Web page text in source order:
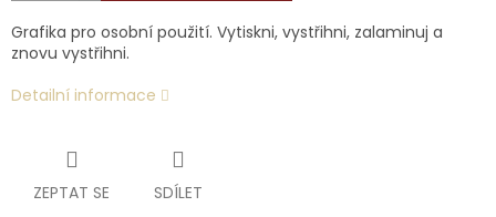
Grafika pro osobní použití. Vytiskni, vystřihni, zalaminuj a
znovu vystřihni.
Detailní informace
ZEPTAT SE SDÍLET